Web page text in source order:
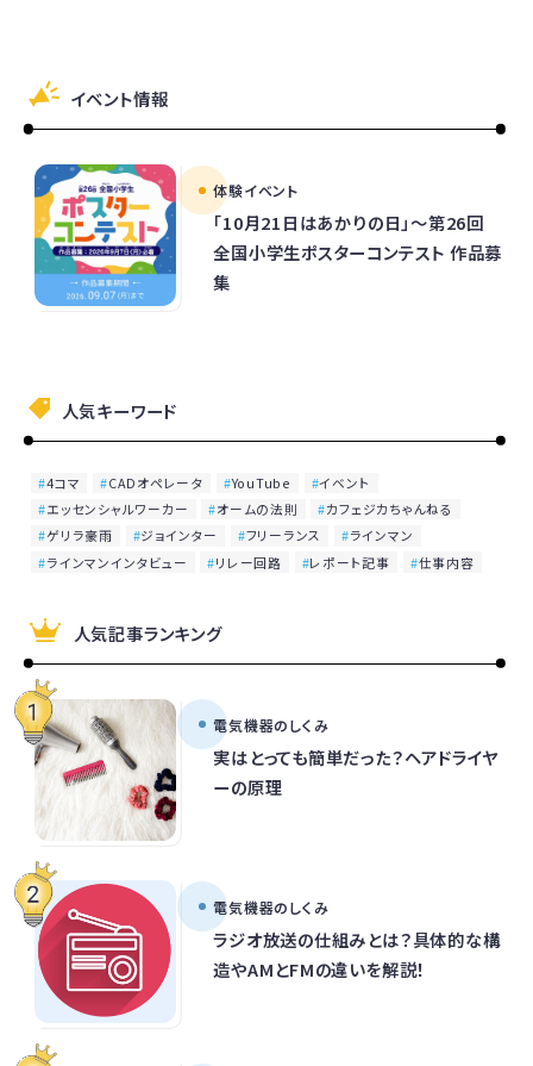
イベント情報
体験イベント
「10月21日はあかりの日」～第26回
全国小学生ポスターコンテスト 作品募
集
人気キーワード
4コマ CADオペレータ YouTube
イベント
エッセンシャルワーカー
オームの法則
カフェジカちゃんねる
ゲリラ豪雨
ジョインター フリーランス
ラインマン
ラインマンインタビュー
リレー回路 レポート記事 仕事内容
人気記事ランキング
電気機器のしくみ
実はとっても簡単だった？ヘアドライヤ
ーの原理
電気機器のしくみ
ラジオ放送の仕組みとは？具体的な構
造やAMとFMの違いを解説！